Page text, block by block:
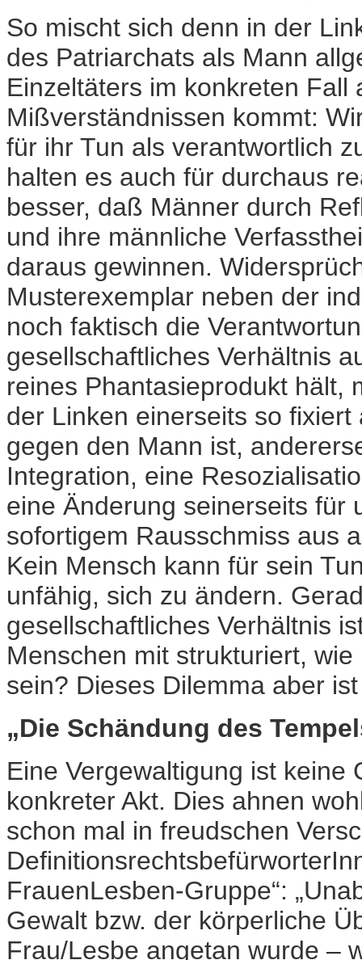
So mischt sich denn in der
des Patriarchats als Mann
Einzeltäters im konkreten
Mißverständnissen kommt:
für ihr Tun als verantwortlich
halten es auch für durchaus
besser, daß Männer durch
und ihre männliche
daraus gewinnen.
Musterexemplar neben der
noch faktisch die
gesellschaftliches Verhältnis
reines Phantasieprodukt hält,
der Linken einerseits so
gegen den Mann ist,
Integration, eine
eine Änderung seinerseits für
sofortigem Rausschmiss aus
Kein Mensch kann für sein
unfähig, sich zu ändern.
gesellschaftliches Verhältnis
Menschen mit strukturiert,
sein? Dieses Dilemma aber
„Die Schändung des
Eine Vergewaltigung ist keine
konkreter Akt. Dies ahnen
schon mal in freudschen
FrauenLesben-Gruppe“:
Gewalt bzw. der körperliche
Frau/Lesbe angetan wurde –